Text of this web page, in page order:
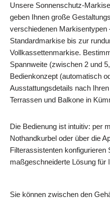
Unsere Sonnenschutz-
geben Ihnen große
verschiedenen
Standardmarkise bis zur
Vollkassettenmarkise.
Spannweite (zwischen 2 und
Bedienkonzept (automatisch
Ausstattungsdetails nach
Terrassen und Balkone in
Die Bedienung ist intuitiv: per
Nothandkurbel oder über die
Filterassistenten konfigurieren
maßgeschneiderte Lösung für
Sie können zwischen den